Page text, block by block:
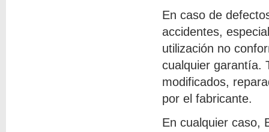
En caso de
accidentes,
utilización no
cualquier garantía.
modificados,
por el fabricante.
En cualquier caso,